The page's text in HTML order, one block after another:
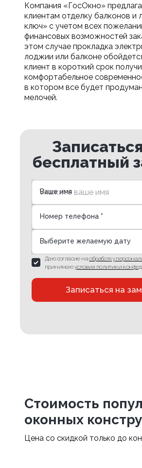
Компания «ГосОкно»
клиентам отделку балконов и
ключ» с учетом всех
финансовых возможностей
этом случае прокладка
лоджии или балконе
клиент в короткий срок
комфортабельное
в котором все будет
мелочей.
бесплатный
Ваше имя
Номер телефона *
Выберите желаемую дату
Даю согласие наобработку
принимаюусловия политики
Записаться на
Стоимость
оконных
Цена со скидкой только до